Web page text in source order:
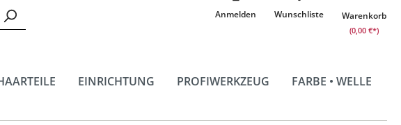
Wunschliste
Anmelden Warenkorb
(0,00 €*)
EINRICHTUNG PROFIWERKZEUG
FARBE • WELLE